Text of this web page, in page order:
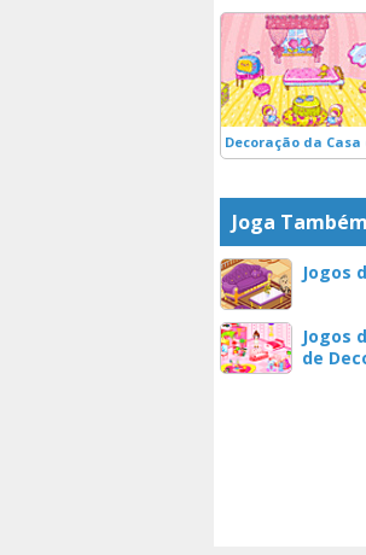
Decoração da Casa
Joga Também
Jogos
Jogos
de